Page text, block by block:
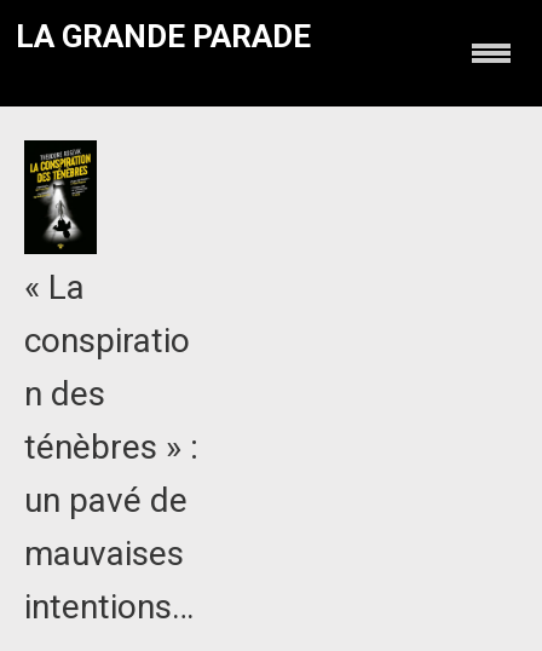
LA GRANDE PARADE
« La
conspiratio
n des
ténèbres » :
un pavé de
mauvaises
intentions…